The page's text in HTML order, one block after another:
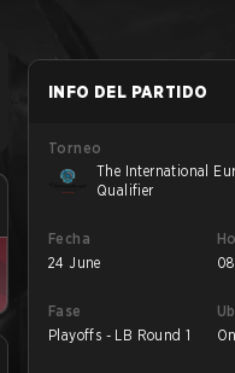
INFO DEL PARTIDO
Torneo
The International
Qualifier
Fecha
24 June
Fase
Playoffs - LB Round 1